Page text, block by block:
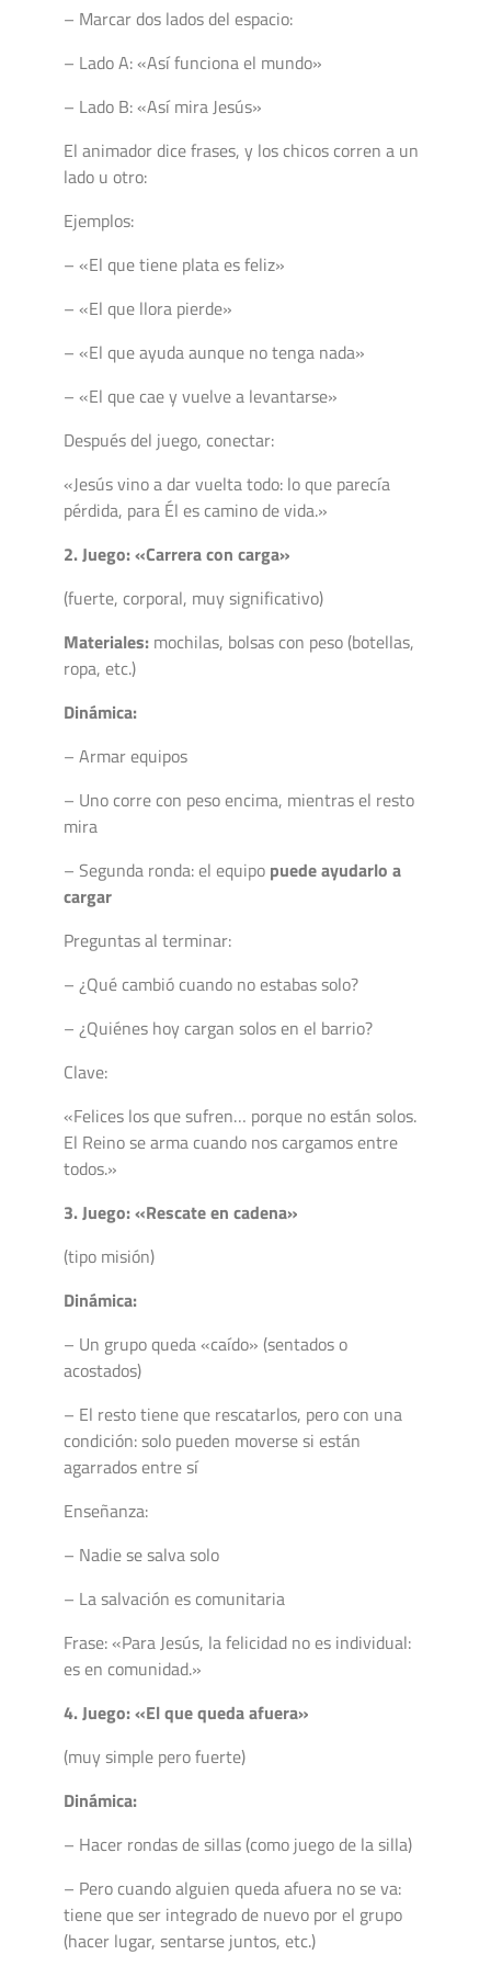
– Marcar dos lados del espacio:
– Lado A: «Así funciona el mundo»
– Lado B: «Así mira Jesús»
El animador dice frases, y los chicos corren a un
lado u otro:
Ejemplos:
– «El que tiene plata es feliz»
– «El que llora pierde»
– «El que ayuda aunque no tenga nada»
– «El que cae y vuelve a levantarse»
Después del juego, conectar:
«Jesús vino a dar vuelta todo: lo que parecía
pérdida, para Él es camino de vida.»
2. Juego: «Carrera con carga»
(fuerte, corporal, muy significativo)
Materiales: mochilas, bolsas con peso (botellas,
ropa, etc.)
Dinámica:
– Armar equipos
– Uno corre con peso encima, mientras el resto
mira
– Segunda ronda: el equipo puede ayudarlo a
cargar
Preguntas al terminar:
– ¿Qué cambió cuando no estabas solo?
– ¿Quiénes hoy cargan solos en el barrio?
Clave:
«Felices los que sufren… porque no están solos.
El Reino se arma cuando nos cargamos entre
todos.»
3. Juego: «Rescate en cadena»
(tipo misión)
Dinámica:
– Un grupo queda «caído» (sentados o
acostados)
– El resto tiene que rescatarlos, pero con una
condición: solo pueden moverse si están
agarrados entre sí
Enseñanza:
– Nadie se salva solo
– La salvación es comunitaria
Frase: «Para Jesús, la felicidad no es individual:
es en comunidad.»
4. Juego: «El que queda afuera»
(muy simple pero fuerte)
Dinámica:
– Hacer rondas de sillas (como juego de la silla)
– Pero cuando alguien queda afuera no se va:
tiene que ser integrado de nuevo por el grupo
(hacer lugar, sentarse juntos, etc.)